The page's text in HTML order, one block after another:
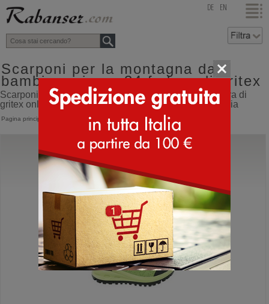
top DE EN
Scarponi per la montagna da
bambino misura 34 fodera di gritex
Scarponi per la montagna da bambino misura 34 fodera di
gritex online shop con spedizione direttamente dall'Italia
Pagina principale Scarponi montagna
Grisport
Scarpe da montagna basse impermeabili